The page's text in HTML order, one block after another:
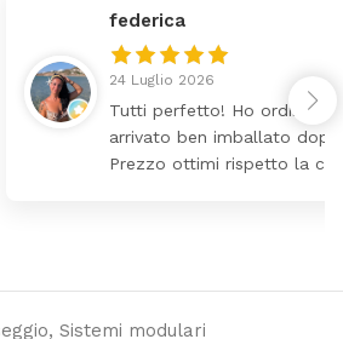
Ho ordinato un lettino che é
imballato dopo pochi giorni.
rispetto la concorrenza
, Sistemi modulari